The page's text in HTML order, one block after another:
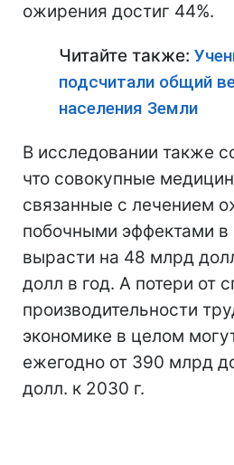
ожирения достиг 44%.
Читайте также:
подсчитали общий
населения Земли
В исследовании также
что совокупные
связанные с лечением
побочными эффектами в
вырасти на 48 млрд
долл в год. А потери от
производительности
экономике в целом
ежегодно от 390 млрд
долл. к 2030 г.